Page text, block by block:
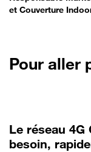
et Couverture
Pour aller
Le réseau 4G
besoin,